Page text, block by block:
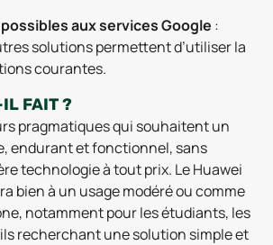
aux services Google :
solutions permettent d’utiliser la
courantes.
IL FAIT ?
pragmatiques qui souhaitent un
endurant et fonctionnel, sans
technologie à tout prix. Le Huawei
bien à un usage modéré ou comme
notamment pour les étudiants, les
recherchant une solution simple et